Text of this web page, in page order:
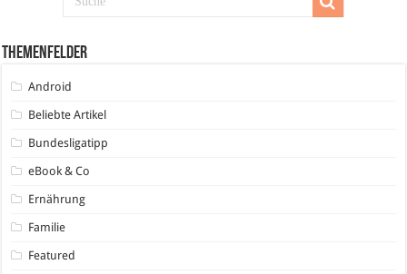
Themenfelder
Android
Beliebte Artikel
Bundesligatipp
eBook & Co
Ernährung
Familie
Featured